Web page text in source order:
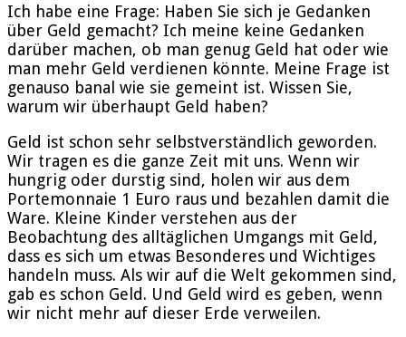
Ich habe eine Frage: Haben Sie sich je Gedanken
über Geld gemacht? Ich meine keine Gedanken
darüber machen, ob man genug Geld hat oder wie
man mehr Geld verdienen könnte. Meine Frage ist
genauso banal wie sie gemeint ist. Wissen Sie,
warum wir überhaupt Geld haben?
Geld ist schon sehr selbstverständlich geworden.
Wir tragen es die ganze Zeit mit uns. Wenn wir
hungrig oder durstig sind, holen wir aus dem
Portemonnaie 1 Euro raus und bezahlen damit die
Ware. Kleine Kinder verstehen aus der
Beobachtung des alltäglichen Umgangs mit Geld,
dass es sich um etwas Besonderes und Wichtiges
handeln muss. Als wir auf die Welt gekommen sind,
gab es schon Geld. Und Geld wird es geben, wenn
wir nicht mehr auf dieser Erde verweilen.